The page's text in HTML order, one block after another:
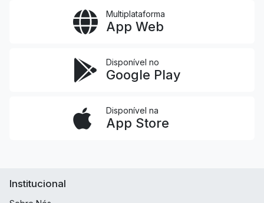
Multiplataforma
App Web
Disponível no
Google Play
Disponível na
App Store
Institucional